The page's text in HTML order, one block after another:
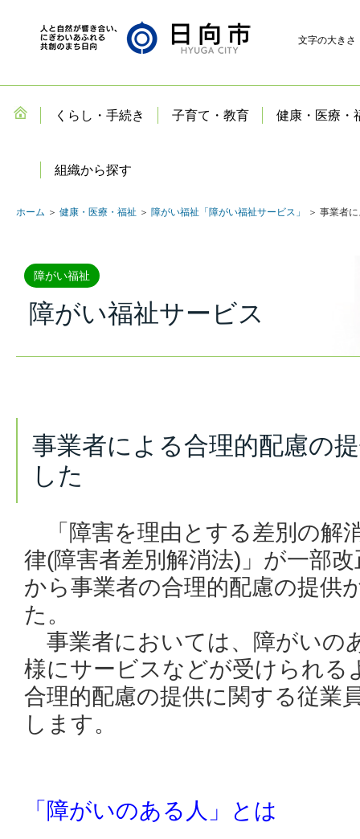
文字の大きさ
くらし・手続き 子育て・教育 健康・医療・
組織から探す
ホーム ＞ 健康・医療・福祉 ＞ 障がい福祉「障がい福祉サービス」 ＞ 事業者
障がい福祉
障がい福祉サービス
事業者による合理的配慮の
した
「障害を理由とする差別の解
律(障害者差別解消法)」が一部
から事業者の合理的配慮の提供
た。
事業者においては、障がいの
様にサービスなどが受けられる
合理的配慮の提供に関する従業
します。
「障がいのある人」とは